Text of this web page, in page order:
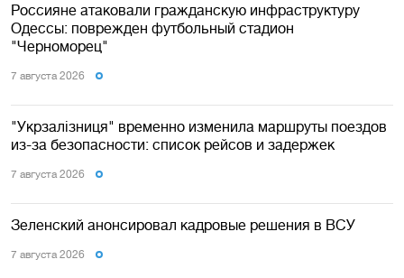
Россияне атаковали гражданскую инфраструктуру
Одессы: поврежден футбольный стадион
"Черноморец"
7 августа 2026
"Укрзалізниця" временно изменила маршруты поездов
из-за безопасности: список рейсов и задержек
7 августа 2026
Зеленский анонсировал кадровые решения в ВСУ
7 августа 2026